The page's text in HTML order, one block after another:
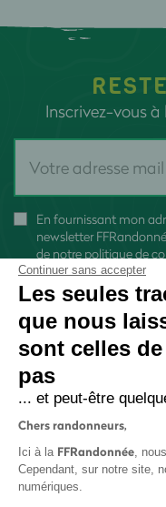
Inscrivez-vous
En fournissant mon
newsletter
de notre politique de
Continuer sans accepter
Les seules
que nous
sont celles
pas
... et peut-être
Chers randonneurs,
Ici à la FFRandonnée,
Cependant, sur notre site,
numériques.